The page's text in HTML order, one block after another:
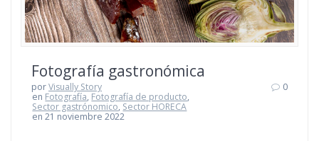
Fotografía gastronómica
porVisually Story
en Fotografía, Fotografía de producto,
Sector gastrónomico, Sector HORECA
en 21 noviembre 2022
0